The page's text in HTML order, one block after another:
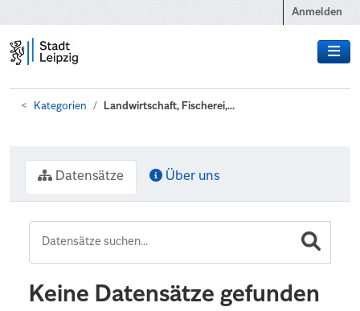
Anmelden
Kategorien Landwirtschaft, Fischerei,...
Datensätze Über uns
Keine Datensätze gefunden